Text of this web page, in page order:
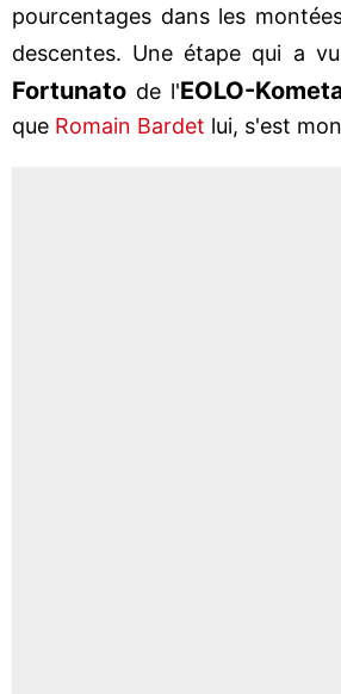
pourcentages dans les
descentes. Une étape qui a
Fortunato de l'EOLO-
que Romain Bardet lui, s'est